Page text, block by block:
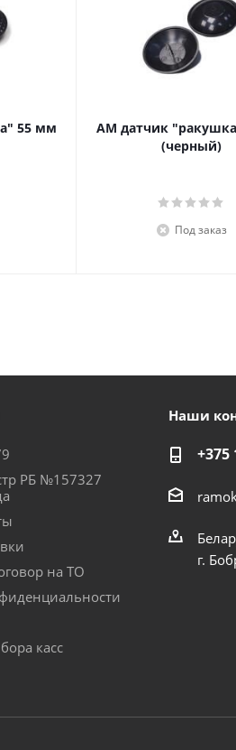
55 мм
АМ датчик
(черный)
Под заказ
РБ №157327
на ТО
касс
Наши
+375
г.